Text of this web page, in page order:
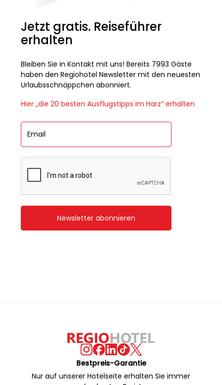
Jetzt gratis. Reiseführer
erhalten
Bleiben Sie in Kontakt mit uns! Bereits 7993 Gäste
haben den Regiohotel Newsletter mit den neuesten
Urlaubsschnäppchen abonniert.
Hier „die 20 besten Ausflugstipps im Harz“ erhalten
Newsletter abonnieren
Bestpreis-Garantie
Nur auf unserer Hotelseite erhalten Sie immer